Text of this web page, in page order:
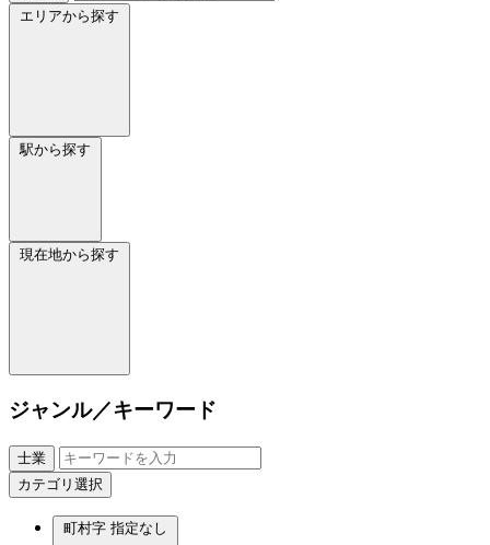
エリアから探す
駅から探す
現在地から探す
ジャンル／キーワード
士業
カテゴリ選択
町村字 指定なし